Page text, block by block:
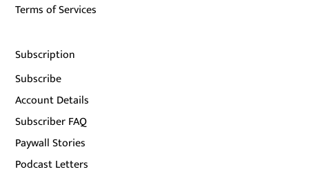
Terms of Services
Subscription
Subscribe
Account Details
Subscriber FAQ
Paywall Stories
Podcast Letters